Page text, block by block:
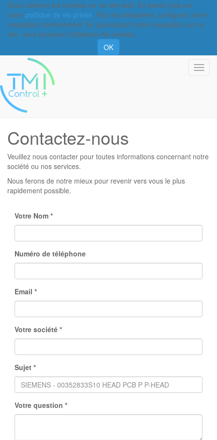
Nous utilisons les cookies sur ce site web. En savoir plus sur
notre politique de vie privée. Pour les désactiver, configurez votre
navigateur correctement. En poursuivant votre navigation sur ce
site, vous acceptez l’utilisation de cookies.
OK
Contactez-nous
Veuillez nous contacter pour toutes informations concernant notre
société ou nos services.
Nous ferons de notre mieux pour revenir vers vous le plus
rapidement possible.
Votre Nom
Numéro de téléphone
Email
Votre société
Sujet
Votre question